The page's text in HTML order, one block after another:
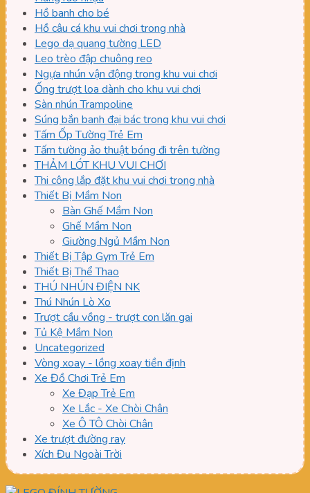
Hồ banh cho bé
Hồ câu cá khu vui chơi trong nhà
Lego dạ quang tường LED
Leo trèo đập chuông reo
Ngựa nhún vận động trong khu vui chơi
Ống trượt loa dành cho khu vui chơi
Sàn nhún Trampoline
Súng bắn banh đại bác trong khu vui chơi
Tấm Ốp Tường Trẻ Em
Tấm tường ảo thuật bóng đi trên tường
THẢM LÓT KHU VUI CHƠI
Thi công lắp đặt khu vui chơi trong nhà
Thiết Bị Mầm Non
Bàn Ghế Mầm Non
Ghế Mầm Non
Giường Ngủ Mầm Non
Thiết Bị Tập Gym Trẻ Em
Thiết Bị Thể Thao
THÚ NHÚN ĐIỆN NK
Thú Nhún Lò Xo
Trượt cầu vồng - trượt con lăn gai
Tủ Kệ Mầm Non
Uncategorized
Vòng xoay - lồng xoay tiền định
Xe Đồ Chơi Trẻ Em
Xe Đạp Trẻ Em
Xe Lắc - Xe Chòi Chân
Xe Ô TÔ Chòi Chân
Xe trượt đường ray
Xích Đu Ngoài Trời